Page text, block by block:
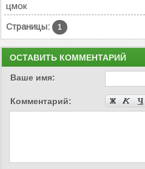
цмок
Страницы: 1
ОСТАВИТЬ КОММЕНТАРИЙ
Ваше имя:
Комментарий: